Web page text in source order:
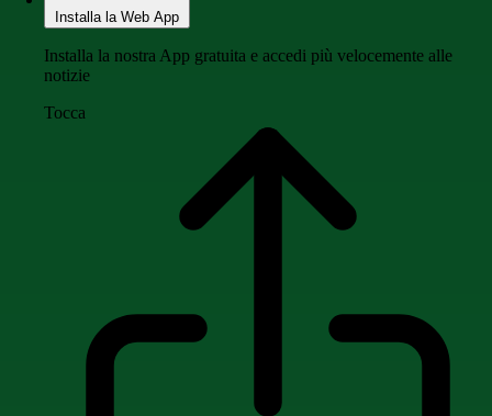
Installa la Web App
Installa la nostra App gratuita e accedi più velocemente alle
notizie
Tocca